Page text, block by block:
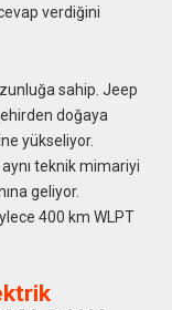
verdiğini
sahip. Jeep
doğaya
yükseliyor.
teknik mimariyi
geliyor.
400 km WLPT